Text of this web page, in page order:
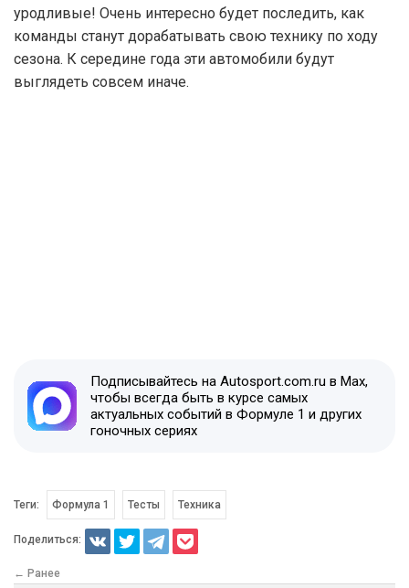
уродливые! Очень интересно будет последить, как
команды станут дорабатывать свою технику по ходу
сезона. К середине года эти автомобили будут
выглядеть совсем иначе.
Подписывайтесь на Autosport.com.ru в Max,
чтобы всегда быть в курсе самых
актуальных событий в Формуле 1 и других
гоночных сериях
Теги: Формула 1 Тесты Техника
Поделиться:
← Ранее